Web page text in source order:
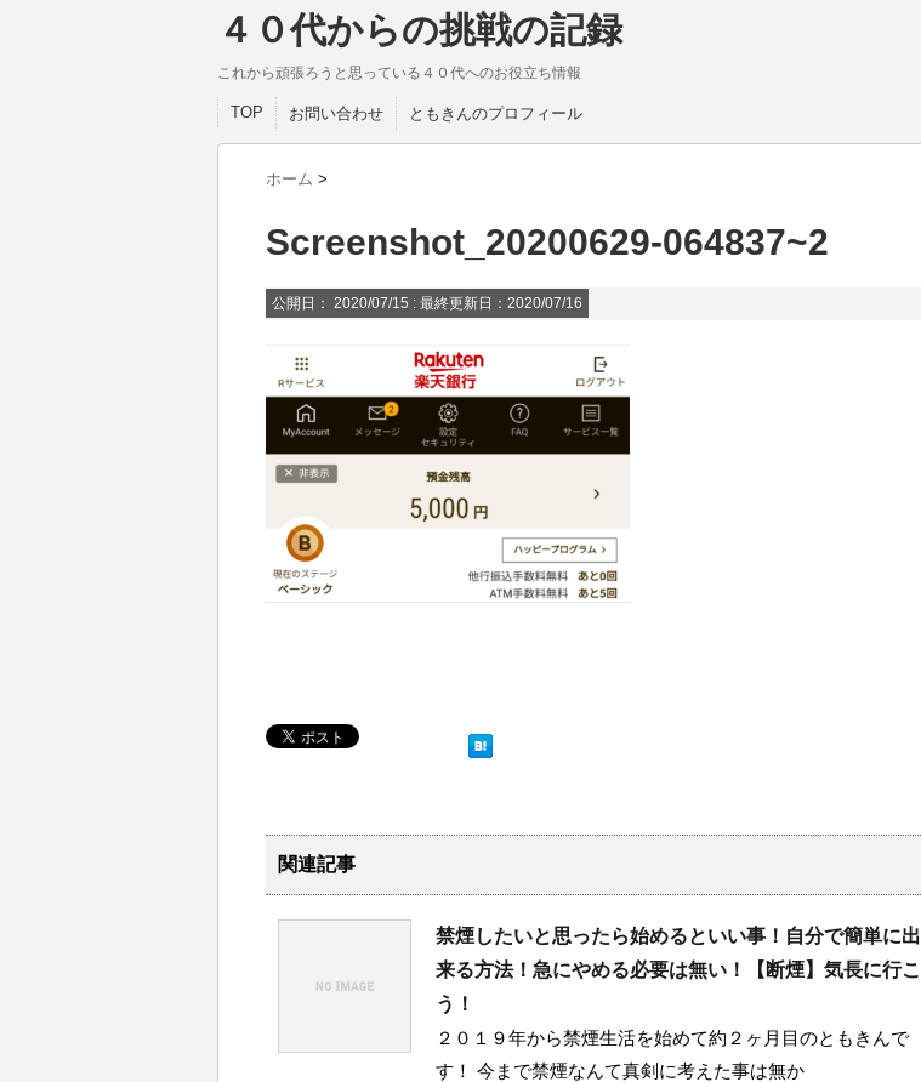
４０代からの挑戦の記録
これから頑張ろうと思っている４０代へのお役立ち情報
TOP お問い合わせ ともきんのプロフィール
ホーム >
Screenshot_20200629-064837~2
公開日： 2020/07/15 : 最終更新日：2020/07/16
関連記事
禁煙したいと思ったら始めるといい事！自分で簡単に出
来る方法！急にやめる必要は無い！【断煙】気長に行こ
う！
２０１９年から禁煙生活を始めて約２ヶ月目のともきんで
す！ 今まで禁煙なんて真剣に考えた事は無か